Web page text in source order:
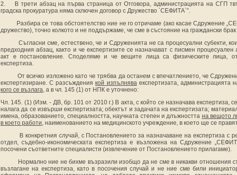
2.
В трети абзац на първа страница от Отговора, администрацията на СГП
градска прокуратура няма сключен договор с Дружество `СЕФИТА`”.
Разбира се това обстоятелство ние не го отричаме (ако касае Сдружение
дружество), точно колкото и не поддържаме, че сме в състояние на граждански
Съгласни сме, естествено, че и Сдруженията не са процесуални субекти,
предходния абзац, както и че експертизите се назначават с писмен
акт е постановление. Споделяме и че вещите лица са физическите лица,
експертиза.
От всичко изложено като че трябва да останем с впечатлението, че
експертизиране. С разсъждениякой изпълняваекспертизата,
кого се възлага, а в чл. 145 (1) от НПК е уточнено:
Чл. 145. (1) (Изм. - ДВ, бр. 101 от 2010 г.) В акта, с който се назначава експертиза,
налага да се извърши експертизата; обектът и задачата на експертизата;
имена, образованието, специалността, научната степен и длъжността на вещото
в което работи, наименованието на медицинското учреждение, в което ще се
В конкретния случай, с Постановлението за назначаване на експертиза с
отдел, съдебно-икономическата експертиза е възложена на Сдружение
посочени съответните специалисти (извлечение от Постановлението прилагаме).
Нормално ние не бихме възразили изобщо да не сме в никакви отношения
възлагане на експертиза, като в посочения случай и не ние сме били